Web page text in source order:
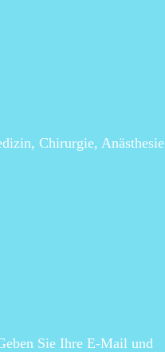
Chirurgie, Anästhesie
Sie Ihre E-Mail und